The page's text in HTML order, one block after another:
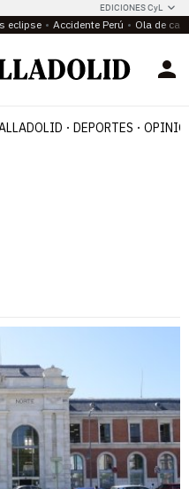
EDICIONES CyL
eclipse Accidente Perú Ola de
DEPORTES